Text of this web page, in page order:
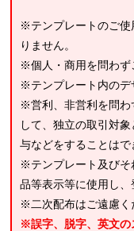
※テンプレートのご使
りません。
※個人・商用を問わず
※テンプレート内のデ
※営利、非営利を問わ
して、独立の取引対
与などをすることはで
※テンプレート及びそ
品等表示等に使用し、
※二次配布はご遠慮く
※誤字、脱字、英文の